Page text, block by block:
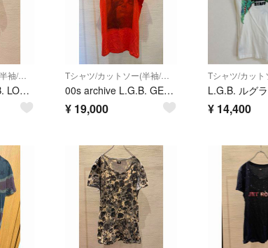
Tシャツ/カットソー(半袖/袖なし)
00s archive L.G.B. LOGO t-shirt tシャツ
Tシャツ/カットソー(半袖/袖なし)
00s archive L.G.B. GET THE SUN t-shirt
¥ 19,000 ¥ 14,400